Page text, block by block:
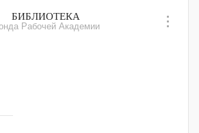
БИБЛИОТЕКА
Рабочей Академии